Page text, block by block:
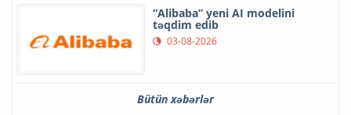
“Alibaba” yeni AI modelini
təqdim edib
03-08-2026
Bütün xəbərlər